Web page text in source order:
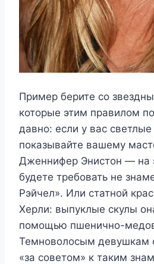
Пример берите со
которые этим правилом
давно: если у вас
показывайте вашему
Дженнифер Энистон — на
будете требовать не
Рэйчел». Или статной
Херли: выпуклые скулы
помощью пшенично-
Темноволосым девушкам
«за советом» к таким